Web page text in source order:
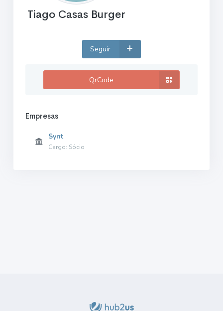
Tiago Casas Burger
Seguir
QrCode
Empresas
Synt
Cargo: Sócio